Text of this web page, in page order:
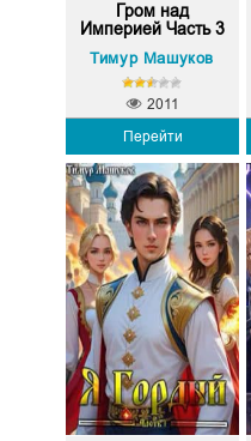
Гром над
Империей Часть 3
Тимур Машуков
Перейти
2011